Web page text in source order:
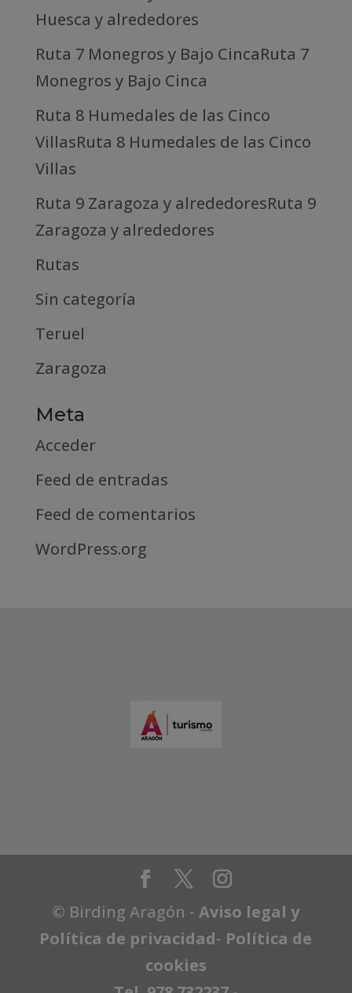
Huesca y alrededores
Ruta 7 Monegros y Bajo CincaRuta 7
Monegros y Bajo Cinca
Ruta 8 Humedales de las Cinco
VillasRuta 8 Humedales de las Cinco
Villas
Ruta 9 Zaragoza y alrededoresRuta 9
Zaragoza y alrededores
Rutas
Sin categoría
Teruel
Zaragoza
Meta
Acceder
Feed de entradas
Feed de comentarios
WordPress.org
© Birding Aragón -Aviso legal y
Política de privacidad- Política de
cookies